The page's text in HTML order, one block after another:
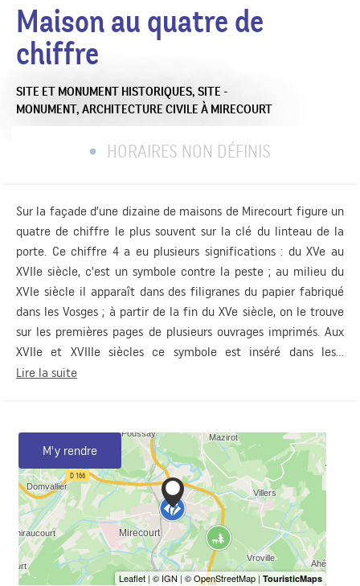
Maison au quatre de
chiffre
SITE ET MONUMENT HISTORIQUES, SITE -
MONUMENT, ARCHITECTURE CIVILE À MIRECOURT
HORAIRES NON DÉFINIS
Sur la façade d’une dizaine de maisons de Mirecourt figure un
quatre de chiffre le plus souvent sur la clé du linteau de la
porte. Ce chiffre 4 a eu plusieurs significations : du XVe au
XVIIe siècle, c’est un symbole contre la peste ; au milieu du
XVIe siècle il apparaît dans des filigranes du papier fabriqué
dans les Vosges ; à partir de la fin du XVe siècle, on le trouve
sur les premières pages de plusieurs ouvrages imprimés. Aux
XVIIe et XVIIIe siècles ce symbole est inséré dans les...
Lire la suite
M'y rendre